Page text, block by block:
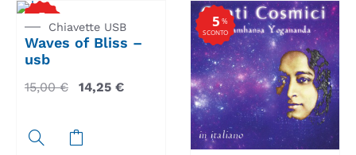
%
SCONTO
5
Chiavette USB
Waves of Bliss –
usb
15,00€ 14,25 €
%
SCONTO
5